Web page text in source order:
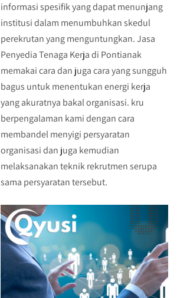
informasi spesifik yang dapat menunjang
institusi dalam menumbuhkan skedul
perekrutan yang menguntungkan. Jasa
Penyedia Tenaga Kerja di Pontianak
memakai cara dan juga cara yang sungguh
bagus untuk menentukan energi kerja
yang akuratnya bakal organisasi. kru
berpengalaman kami dengan cara
membandel menyigi persyaratan
organisasi dan juga kemudian
melaksanakan teknik rekrutmen serupa
sama persyaratan tersebut.